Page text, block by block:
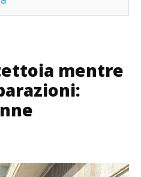
mentre